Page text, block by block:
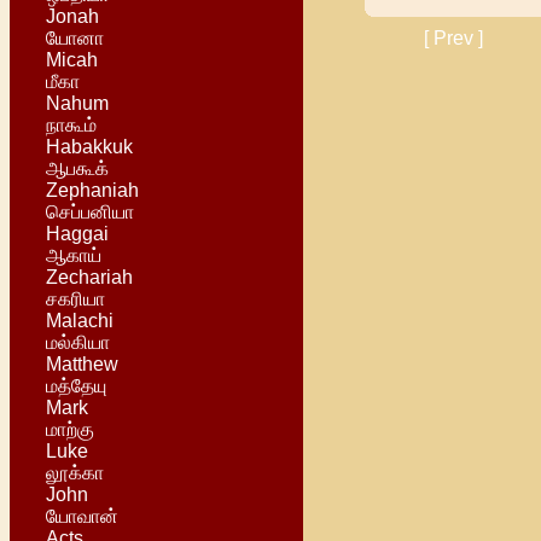
Jonah
யோனா
Micah
மீகா
Nahum
நாகூம்
Habakkuk
ஆபகூக்
Zephaniah
செப்பனியா
Haggai
ஆகாய்
Zechariah
சகரியா
Malachi
மல்கியா
Matthew
மத்தேயு
Mark
மாற்கு
Luke
லூக்கா
John
யோவான்
[ Prev ]